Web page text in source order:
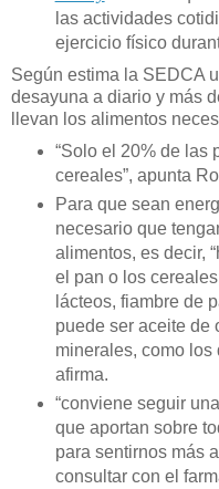
las actividades
ejercicio físico
Según estima la SEDCA
desayuna a diario y más
llevan los alimentos
“Solo el 20% de las
cereales”, apunta
Para que sean
necesario que
alimentos, es decir,
el pan o los
lácteos, fiambre de
puede ser aceite de
minerales, como los
afirma.
“conviene seguir
que aportan sobre
para sentirnos más
consultar con el